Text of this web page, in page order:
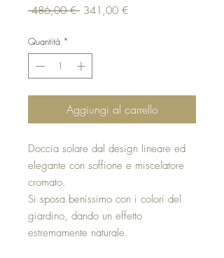
486,00 € Prezzo
341,00 €Prezzo
Quantità *
Aggiungi al carrello
Doccia solare dal design lineare ed
elegante con soffione e miscelatore
cromato.
Si sposa benissimo con i colori del
giardino, dando un effetto
estremamente naturale.